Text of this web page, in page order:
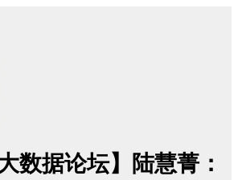
数据论坛】陆慧菁：